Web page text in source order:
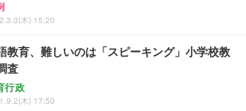
木) 15:20
教育、難しいのは「スピーキング」小学校教
査
行政
木) 17:50